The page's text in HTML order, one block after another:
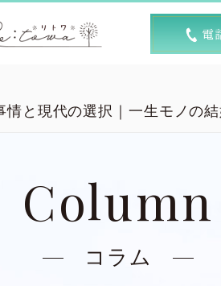
ジオ
情と現代の選択｜一生モノの
Column
コラム